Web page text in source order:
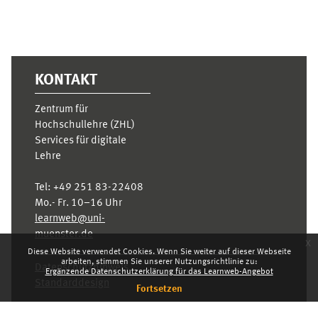
Diese Website verwendet Cookies. Wenn Sie weiter auf dieser Webseite
arbeiten, stimmen Sie unserer Nutzungsrichtlinie zu:
Ergänzende Datenschutzerklärung für das Learnweb-Angebot
Fortsetzen
x
KONTAKT
Zentrum für
Hochschullehre (ZHL)
Services für digitale
Lehre
Tel: +49 251 83-22408
Mo.- Fr. 10–16 Uhr
learnweb@uni-
muenster.de
Datenschutzhinweis